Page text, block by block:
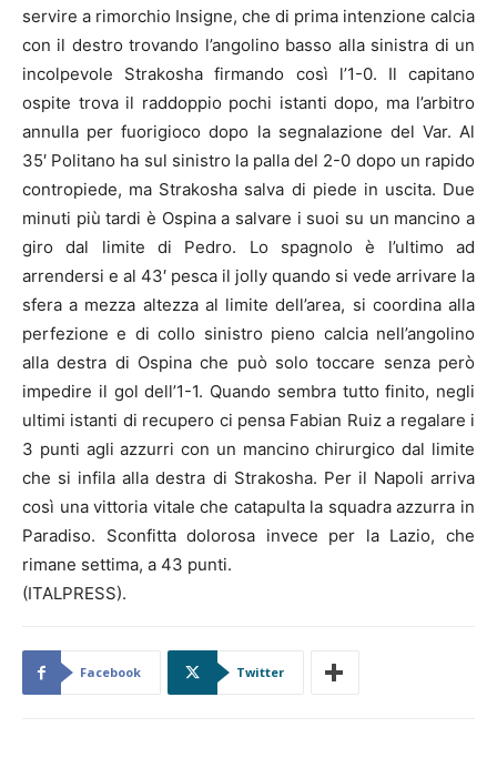
servire a rimorchio Insigne, che di prima intenzione calcia
con il destro trovando l’angolino basso alla sinistra di un
incolpevole Strakosha firmando così l’1-0. Il capitano
ospite trova il raddoppio pochi istanti dopo, ma l’arbitro
annulla per fuorigioco dopo la segnalazione del Var. Al
35′ Politano ha sul sinistro la palla del 2-0 dopo un rapido
contropiede, ma Strakosha salva di piede in uscita. Due
minuti più tardi è Ospina a salvare i suoi su un mancino a
giro dal limite di Pedro. Lo spagnolo è l’ultimo ad
arrendersi e al 43′ pesca il jolly quando si vede arrivare la
sfera a mezza altezza al limite dell’area, si coordina alla
perfezione e di collo sinistro pieno calcia nell’angolino
alla destra di Ospina che può solo toccare senza però
impedire il gol dell’1-1. Quando sembra tutto finito, negli
ultimi istanti di recupero ci pensa Fabian Ruiz a regalare i
3 punti agli azzurri con un mancino chirurgico dal limite
che si infila alla destra di Strakosha. Per il Napoli arriva
così una vittoria vitale che catapulta la squadra azzurra in
Paradiso. Sconfitta dolorosa invece per la Lazio, che
rimane settima, a 43 punti.
(ITALPRESS).
Facebook Twitter